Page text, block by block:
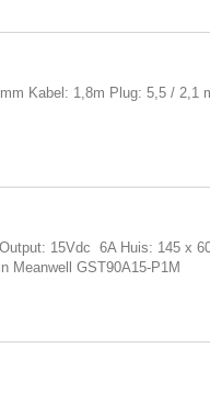
Kabel: 1,8m Plug: 5,5 / 2,1
15Vdc 6A Huis: 145 x
Meanwell GST90A15-P1M